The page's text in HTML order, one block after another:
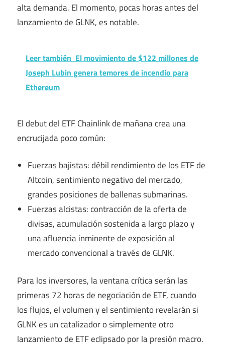
alta demanda. El momento, pocas horas antes del
lanzamiento de GLNK, es notable.
Leer también El movimiento de $122 millones de
Joseph Lubin genera temores de incendio para
Ethereum
El debut del ETF Chainlink de mañana crea una
encrucijada poco común:
Fuerzas bajistas: débil rendimiento de los ETF de
Altcoin, sentimiento negativo del mercado,
grandes posiciones de ballenas submarinas.
Fuerzas alcistas: contracción de la oferta de
divisas, acumulación sostenida a largo plazo y
una afluencia inminente de exposición al
mercado convencional a través de GLNK.
Para los inversores, la ventana crítica serán las
primeras 72 horas de negociación de ETF, cuando
los flujos, el volumen y el sentimiento revelarán si
GLNK es un catalizador o simplemente otro
lanzamiento de ETF eclipsado por la presión macro.